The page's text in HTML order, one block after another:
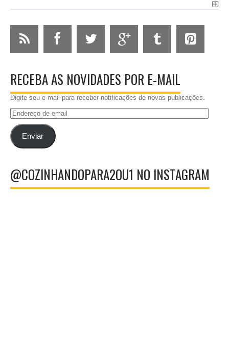
RECEBA AS NOVIDADES POR E-MAIL
Digite seu e-mail para receber notificações de novas publicações.
Endereço
emailEnviar
@COZINHANDOPARA2OU1 NO INSTAGRAM